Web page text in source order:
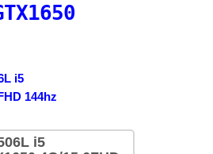
i5
144hz
i5